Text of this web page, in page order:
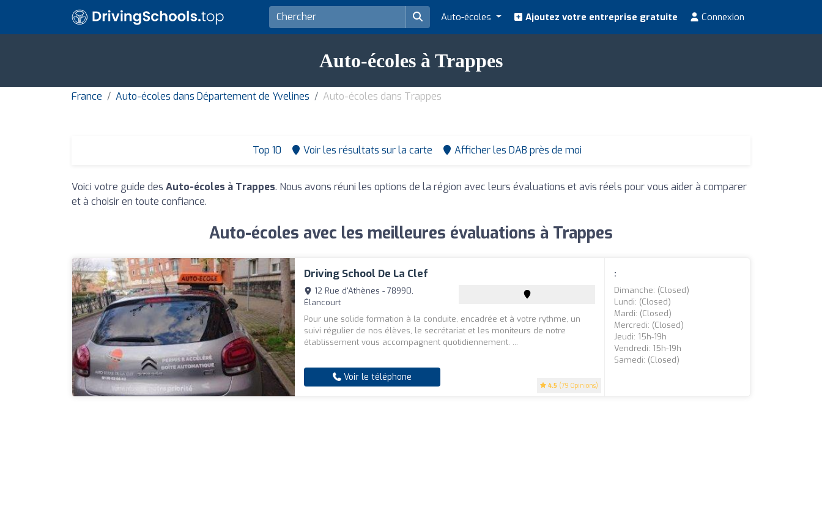
Auto-écoles Ajoutez votre entreprise gratuite Connexion
Auto-écoles à Trappes
France Auto-écoles dans Département de Yvelines Auto-écoles dans Trappes
Top 10 Voir les résultats sur la carte Afficher les DAB près de moi
Voici votre guide des Auto-écoles à Trappes. Nous avons réuni les options de la région avec leurs évaluations et avis réels pour vous aider à comparer
et à choisir en toute confiance.
Auto-écoles avec les meilleures évaluations à Trappes
Driving School De La Clef
4.5 (79 Opinions)
12 Rue d'Athènes - 78990,
Élancourt
Pour une solide formation à la conduite, encadrée et à votre rythme, un
suivi régulier de nos élèves, le secrétariat et les moniteurs de notre
établissement vous accompagnent quotidiennement. ...
Voir le téléphone
:
Dimanche: (closed)
Lundi: (closed)
Mardi: (closed)
Mercredi: (closed)
Jeudi: 15h-19h
Vendredi: 15h-19h
Samedi: (closed)